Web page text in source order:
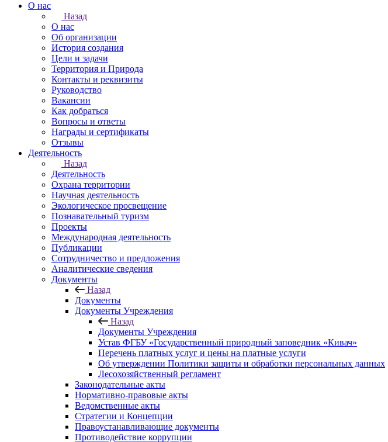
О нас
Назад
О нас
Об организации
История создания
Цели и задачи
Территория и Природа
Контакты и реквизиты
Руководство
Вакансии
Как добраться
Вопросы и ответы
Награды и сертификаты
Отзывы
Деятельность
Назад
Деятельность
Охрана территории
Научная деятельность
Экологическое просвещение
Познавательный туризм
Проекты
Международная деятельность
Публикации
Сотрудничество и предложения
Аналитические сведения
Документы
Назад
Документы
Документы Учреждения
Назад
Документы Учреждения
Устав ФГБУ «Государственный природный заповедник «Кивач»
Перечень платных услуг и цены на платные услуги
Об утверждении Политики защиты и обработки персональных данных
Лесохозяйственный регламент
Законодательные акты
Нормативно-правовые акты
Ведомственные акты
Стратегии и Концепции
Правоустанавливающие документы
Противодействие коррупции